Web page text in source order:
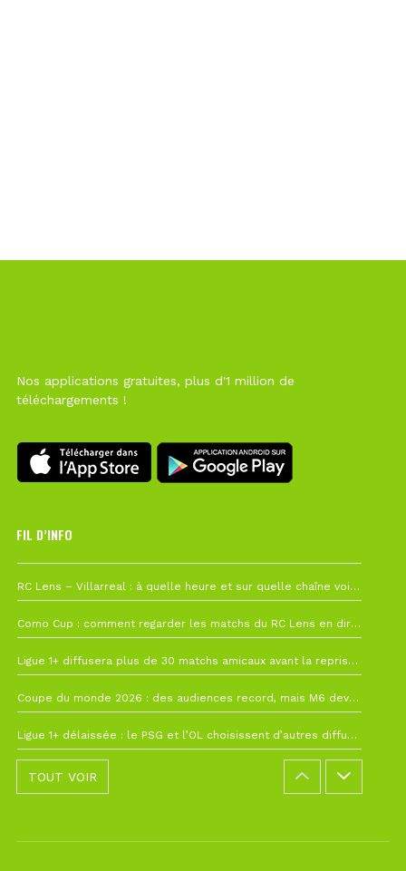
Nos applications gratuites, plus d'1 million de
téléchargements !
FIL D’INFO
RC Lens – Villarreal : à quelle heure et sur quelle chaîne voir la finale de la Como Cup ?
Como Cup : comment regarder les matchs du RC Lens en direct ?
Ligue 1+ diffusera plus de 30 matchs amicaux avant la reprise de la Ligue 1
Coupe du monde 2026 : des audiences record, mais M6 devrait perdre très gros !
Ligue 1+ délaissée : le PSG et l’OL choisissent d’autres diffuseurs pour leur reprise
TOUT VOIR